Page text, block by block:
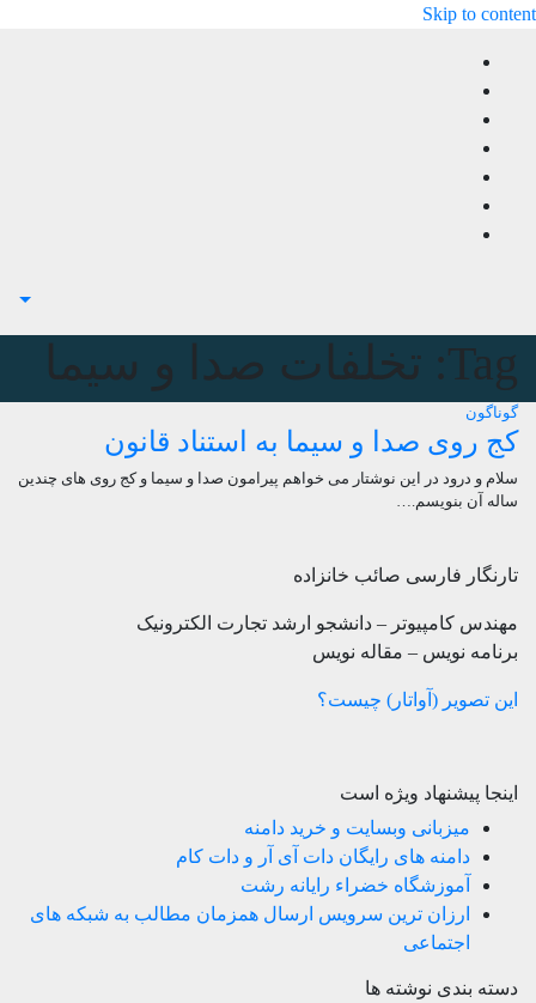
Skip to content
Tag: تخلفات صدا و سیما
گوناگون
کج روی صدا و سیما به استناد قانون
سلام و درود در این نوشتار می خواهم پیرامون صدا و سیما و کج روی های چندین
ساله آن بنویسم.…
تارنگار فارسی صائب خانزاده
مهندس کامپیوتر – دانشجو ارشد تجارت الکترونیک
برنامه نویس – مقاله نویس
این تصویر (آواتار) چیست؟
اینجا پیشنهاد ویژه است
میزبانی وبسایت و خرید دامنه
دامنه های رایگان دات آی آر و دات کام
آموزشگاه خضراء رایانه رشت
ارزان ترین سرویس ارسال همزمان مطالب به شبکه های
اجتماعی
دسته بندی نوشته ها